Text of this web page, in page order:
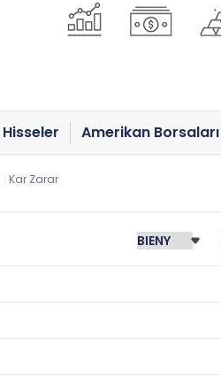
Hisseler Amerikan Borsaları
Kar Zarar